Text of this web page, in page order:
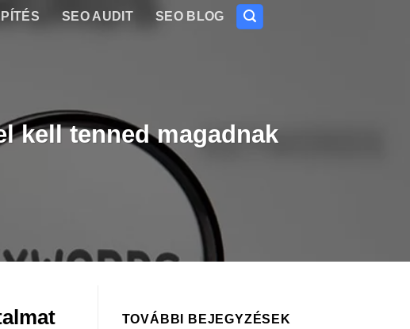
SEO AUDIT SEO BLOG
kell tenned magadnak
TOVÁBBI BEJEGYZÉSEK